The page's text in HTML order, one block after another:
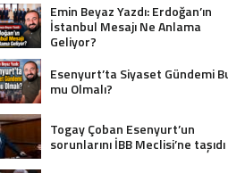
Emin Beyaz Yazdı: Erdoğan’ın
İstanbul Mesajı Ne Anlama
Geliyor?
Esenyurt’ta Siyaset Gündemi
mu Olmalı?
Togay Çoban Esenyurt’un
sorunlarını İBB Meclisi’ne taşıdı